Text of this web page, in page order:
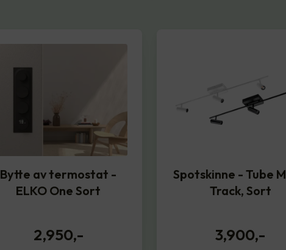
Bytte av termostat -
ELKO One Sort
2,950,-
Spotskinne - Tube
Track, Sort
3,900,-